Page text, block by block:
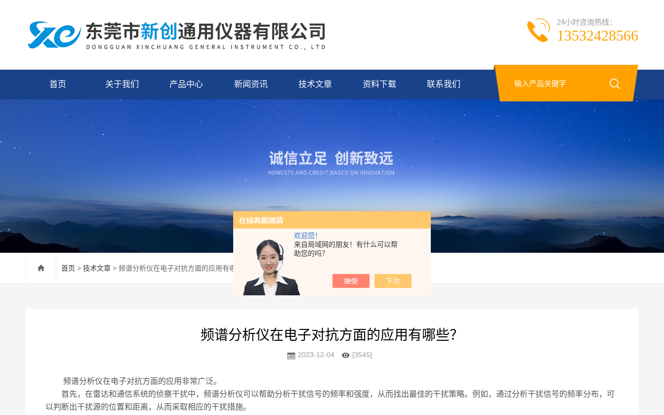
欢迎您！
来自局域网的朋友！有什么可以帮
助您的吗？
24小时咨询热线：
13532428566
首页 关于我们 产品中心 新闻资讯 技术文章 资料下载 联系我们
首页 > 技术文章 > 频谱分析仪在电子对抗方面的应用有哪些？
频谱分析仪在电子对抗方面的应用有哪些？
2023-12-04 [3545]
频谱分析仪在电子对抗方面的应用非常广泛。
首先，在雷达和通信系统的侦察干扰中，频谱分析仪可以帮助分析干扰信号的频率和强度，从而找出最佳的干扰策略。例如，通过分析干扰信号的频率分布，可
以判断出干扰源的位置和距离，从而采取相应的干扰措施。